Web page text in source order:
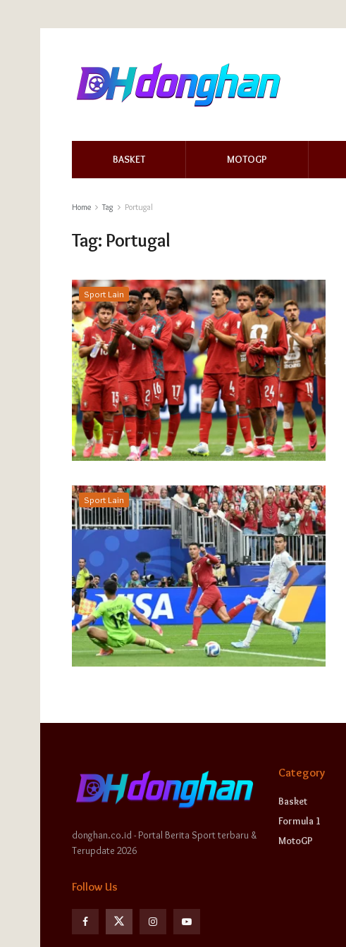
BASKET MOTOGP
Home Tag Portugal
Tag: Portugal
Sport Lain
Sport Lain
donghan.co.id - Portal Berita Sport terbaru &
Terupdate 2026
Follow Us
Category
Basket
Formula 1
MotoGP